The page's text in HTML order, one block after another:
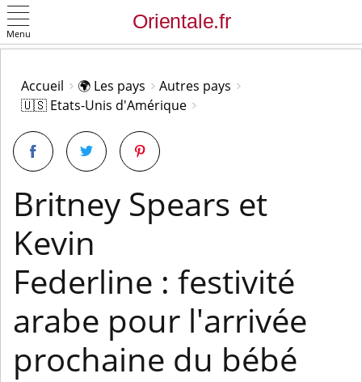
Menu
Accueil 🌍 Les pays
Autres pays
🇺🇸 Etats-Unis d'Amérique
Britney Spears et
Kevin
Federline : festivité
arabe pour l'arrivée
prochaine du bébé